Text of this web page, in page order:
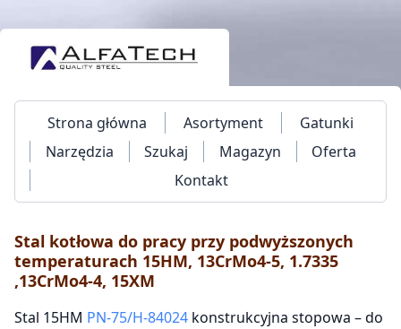
Strona główna Asortyment
Gatunki
Narzędzia
Szukaj Magazyn
Oferta
Kontakt
Stal kotłowa do pracy przy podwyższonych
temperaturach 15HM, 13CrMo4-5, 1.7335
,13CrMo4-4, 15XM
Stal 15HM PN-75/H-84024 konstrukcyjna stopowa – do